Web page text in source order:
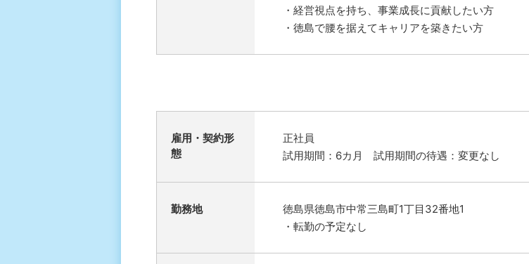
・経営視点を持ち、事業成長に貢献したい方
・徳島で腰を据えてキャリアを築きたい方
雇⽤・契約形
態
正社員
試用期間：6カ月 試用期間の待遇：変更なし
勤務地
徳島県徳島市中常三島町1丁目32番地1
・転勤の予定なし